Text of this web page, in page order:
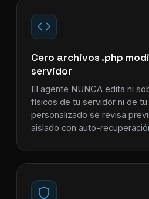
Cero archivos .php
servidor
El agente NUNCA edita ni
físicos de tu servidor ni de tu
personalizado se revisa
aislado con auto-